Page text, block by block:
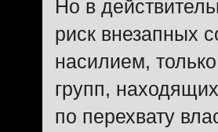
Но в
риск внезапных
насилием,
групп,
по перехвату